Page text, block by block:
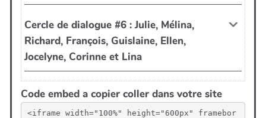
Code embed a copier coller dans votre site
<iframe width="100%" height="600px" framebor